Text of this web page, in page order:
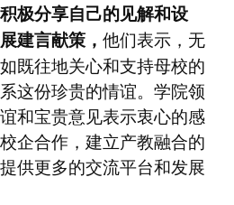
极分享自己的见解和设
建言献策， 他们表示，无
既往地关心和支持母校的
这份珍贵的情谊。学院领
和宝贵意见表示衷心的感
企合作，建立产教融合的
供更多的交流平台和发展